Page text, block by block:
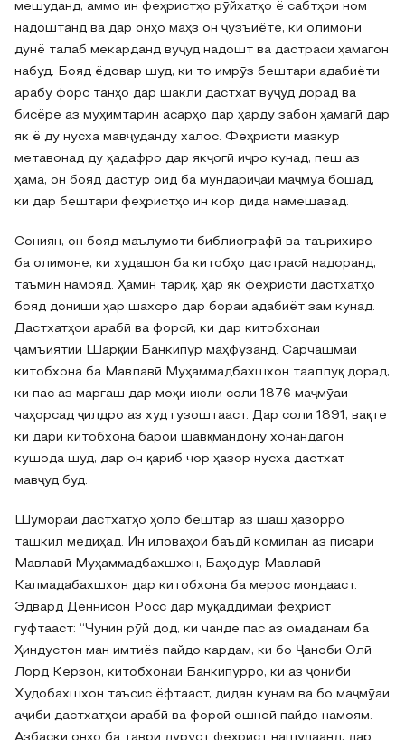
мешуданд, аммо ин феҳристҳо рӯйхатҳо ё сабтҳои ном
надоштанд ва дар онҳо маҳз он ҷузъиёте, ки олимони
дунё талаб мекарданд вуҷуд надошт ва дастраси ҳамагон
набуд. Бояд ёдовар шуд, ки то имрӯз бештари адабиёти
арабу форс танҳо дар шакли дастхат вуҷуд дорад ва
бисёре аз муҳимтарин асарҳо дар ҳарду забон ҳамагӣ дар
як ё ду нусха мавҷуданду халос. Феҳристи мазкур
метавонад ду ҳадафро дар якҷогӣ иҷро кунад, пеш аз
ҳама, он бояд дастур оид ба мундариҷаи маҷмӯа бошад,
ки дар бештари феҳристҳо ин кор дида намешавад.
Сониян, он бояд маълумоти библиографӣ ва таърихиро
ба олимоне, ки худашон ба китобҳо дастрасӣ надоранд,
таъмин намояд. Ҳамин тариқ, ҳар як феҳристи дастхатҳо
бояд дониши ҳар шахсро дар бораи адабиёт зам кунад.
Дастхатҳои арабӣ ва форсӣ, ки дар китобхонаи
ҷамъиятии Шарқии Банкипур маҳфузанд. Сарчашмаи
китобхона ба Мавлавӣ Муҳаммадбахшхон тааллуқ дорад,
ки пас аз маргаш дар моҳи июли соли 1876 маҷмӯаи
чаҳорсад ҷилдро аз худ гузоштааст. Дар соли 1891, вақте
ки дари китобхона барои шавқмандону хонандагон
кушода шуд, дар он қариб чор ҳазор нусха дастхат
мавҷуд буд.
Шумораи дастхатҳо ҳоло бештар аз шаш ҳазорро
ташкил медиҳад. Ин иловаҳои баъдӣ комилан аз писари
Мавлавӣ Муҳаммадбахшхон, Баҳодур Мавлавӣ
Калмадабахшхон дар китобхона ба мерос мондааст.
Эдвард Деннисон Росс дар муқаддимаи феҳрист
гуфтааст: “Чунин рӯй дод, ки чанде пас аз омаданам ба
Ҳиндустон ман имтиёз пайдо кардам, ки бо Ҷаноби Олӣ
Лорд Керзон, китобхонаи Банкипурро, ки аз ҷониби
Худобахшхон таъсис ёфтааст, дидан кунам ва бо маҷмӯаи
аҷиби дастхатҳои арабӣ ва форсӣ ошноӣ пайдо намоям.